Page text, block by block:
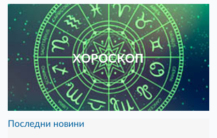
ХОРОСКОП
Последни новини